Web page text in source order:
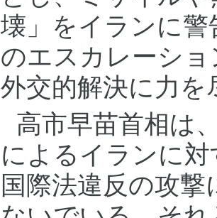
壊」をイランに
のエスカレーシ
外交的解決に力
高市早苗首相は
によるイランに
国際法違反の攻